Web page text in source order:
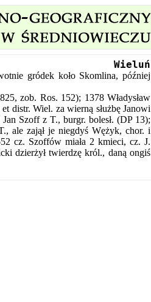
Wieluń
gródek koło Skomlina, później
zob. Ros. 152); 1378 Władysław
distr. Wiel. za wierną służbę Janowi
Szoff z T., burgr. bolesł. (DP 13);
ale zajął je niegdyś Wężyk, chor. i
cz. Szoffów miała 2 kmieci, cz. J.
dzierżył twierdzę król., daną ongiś